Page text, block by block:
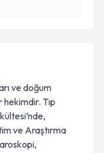
ve doğum
Tıp
ve Araştırma